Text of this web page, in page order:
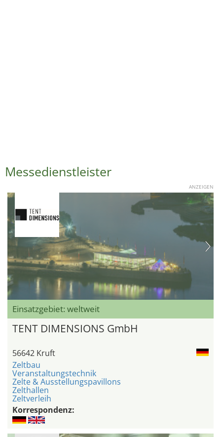
Messedienstleister
ANZEIGEN
Einsatzgebiet: weltweit
TENT DIMENSIONS GmbH
56642 Kruft
Zeltbau
Veranstaltungstechnik
Zelte & Ausstellungspavillons
Zelthallen
Zeltverleih
Korrespondenz: